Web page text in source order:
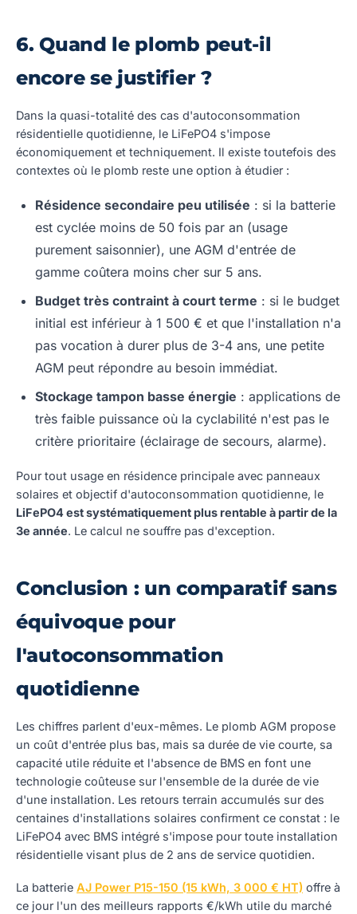
6. Quand le plomb peut-il
encore se justifier ?
Dans la quasi-totalité des cas d'autoconsommation
résidentielle quotidienne, le LiFePO4 s'impose
économiquement et techniquement. Il existe toutefois des
contextes où le plomb reste une option à étudier :
Résidence secondaire peu utilisée : si la batterie
est cyclée moins de 50 fois par an (usage
purement saisonnier), une AGM d'entrée de
gamme coûtera moins cher sur 5 ans.
Budget très contraint à court terme : si le budget
initial est inférieur à 1 500 € et que l'installation n'a
pas vocation à durer plus de 3-4 ans, une petite
AGM peut répondre au besoin immédiat.
Stockage tampon basse énergie : applications de
très faible puissance où la cyclabilité n'est pas le
critère prioritaire (éclairage de secours, alarme).
Pour tout usage en résidence principale avec panneaux
solaires et objectif d'autoconsommation quotidienne, le
LiFePO4 est systématiquement plus rentable à partir de la
3e année. Le calcul ne souffre pas d'exception.
Conclusion : un comparatif sans
équivoque pour
l'autoconsommation
quotidienne
Les chiffres parlent d'eux-mêmes. Le plomb AGM propose
un coût d'entrée plus bas, mais sa durée de vie courte, sa
capacité utile réduite et l'absence de BMS en font une
technologie coûteuse sur l'ensemble de la durée de vie
d'une installation. Les retours terrain accumulés sur des
centaines d'installations solaires confirment ce constat : le
LiFePO4 avec BMS intégré s'impose pour toute installation
résidentielle visant plus de 2 ans de service quotidien.
La batterie AJ Power P15-150 (15 kWh, 3 000 € HT) offre à
ce jour l'un des meilleurs rapports €/kWh utile du marché